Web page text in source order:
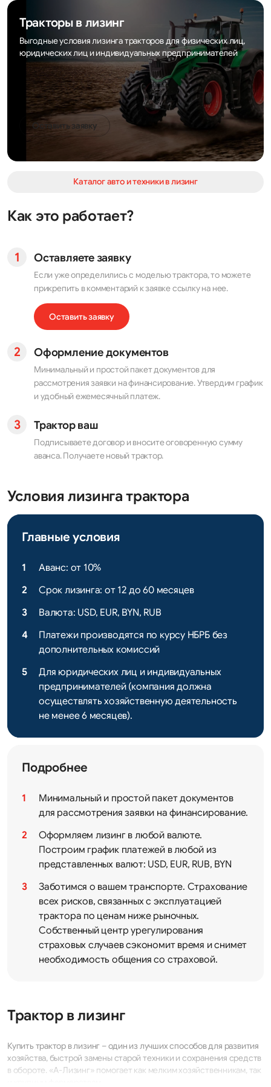
Тракторы в лизинг
Выгодные условия лизинга тракторов для физических лиц,
юридических лиц и индивидуальных предпринимателей
Оставить заявку
Каталог авто и техники в лизинг
Как это работает?
Оставляете заявку
Если уже определились с моделью трактора, то можете
прикрепить в комментарий к заявке ссылку на нее.
Оставить заявку
Оформление документов
Минимальный и простой пакет документов для
рассмотрения заявки на финансирование. Утвердим график
и удобный ежемесячный платеж.
Трактор ваш
Подписываете договор и вносите оговоренную сумму
аванса. Получаете новый трактор.
Условия лизинга трактора
Главные условия
Аванс: от 10%
Срок лизинга: от 12 до 60 месяцев
Валюта: USD, EUR, BYN, RUB
Платежи производятся по курсу НБРБ без
дополнительных комиссий
Для юридических лиц и индивидуальных
предпринимателей (компания должна
осуществлять хозяйственную деятельность
не менее 6 месяцев).
Подробнее
Минимальный и простой пакет документов
для рассмотрения заявки на финансирование.
Оформляем лизинг в любой валюте.
Построим график платежей в любой из
представленных валют: USD, EUR, RUB, BYN
Заботимся о вашем транспорте. Страхование
всех рисков, связанных с эксплуатацией
трактора по ценам ниже рыночных.
Собственный центр урегулирования
страховых случаев сэкономит время и снимет
необходимость общения со страховой.
Трактор в лизинг
Купить трактор в лизинг – один из лучших способов для развития
хозяйства, быстрой замены старой техники и сохранения средств
в обороте. «А-Лизинг» помогает как мелким хозяйственникам, так